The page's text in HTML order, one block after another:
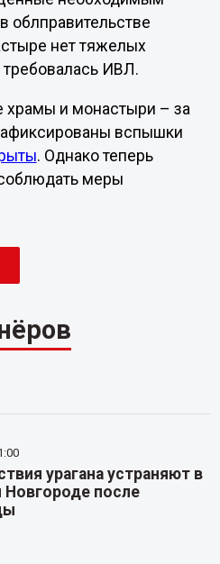
облправительстве
нет тяжелых
ИВЛ.
храмы и монастыри – за
вспышки
. Однако теперь
меры
урагана устраняют в
после